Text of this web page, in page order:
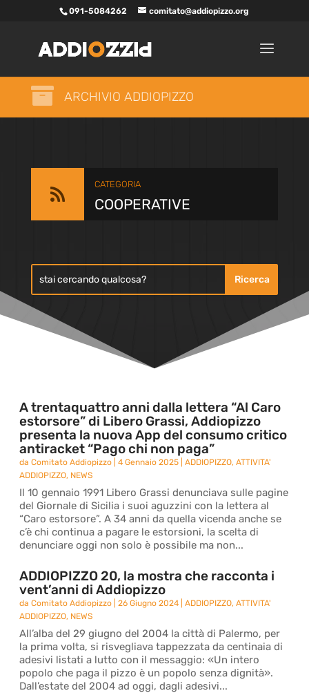
091-5084262 comitato@addiopizzo.org
 ARCHIVIO ADDIOPIZZO

CATEGORIA
COOPERATIVE
A trentaquattro anni dalla lettera “Al Caro
estorsore” di Libero Grassi, Addiopizzo
presenta la nuova App del consumo critico
antiracket “Pago chi non paga”
daComitato Addiopizzo |4 Gennaio 2025 |ADDIOPIZZO,ATTIVITA'
ADDIOPIZZO, NEWS
Il 10 gennaio 1991 Libero Grassi denunciava sulle pagine
del Giornale di Sicilia i suoi aguzzini con la lettera al
“Caro estorsore”. A 34 anni da quella vicenda anche se
c’è chi continua a pagare le estorsioni, la scelta di
denunciare oggi non solo è possibile ma non...
ADDIOPIZZO 20, la mostra che racconta i
vent’anni di Addiopizzo
daComitato Addiopizzo |26 Giugno 2024 |ADDIOPIZZO,ATTIVITA'
ADDIOPIZZO, NEWS
All’alba del 29 giugno del 2004 la città di Palermo, per
la prima volta, si risvegliava tappezzata da centinaia di
adesivi listati a lutto con il messaggio: «Un intero
popolo che paga il pizzo è un popolo senza dignità».
Dall’estate del 2004 ad oggi, dagli adesivi...